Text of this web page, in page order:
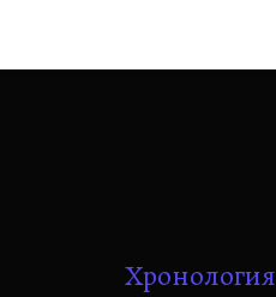
Хронология